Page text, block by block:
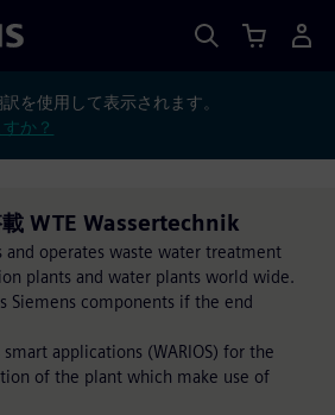
を使用して表示されます。
か？
WTE Wassertechnik
and operates waste water treatment
plants and water plants world wide.
Siemens components if the end
applications (WARIOS) for the
of the plant which make use of